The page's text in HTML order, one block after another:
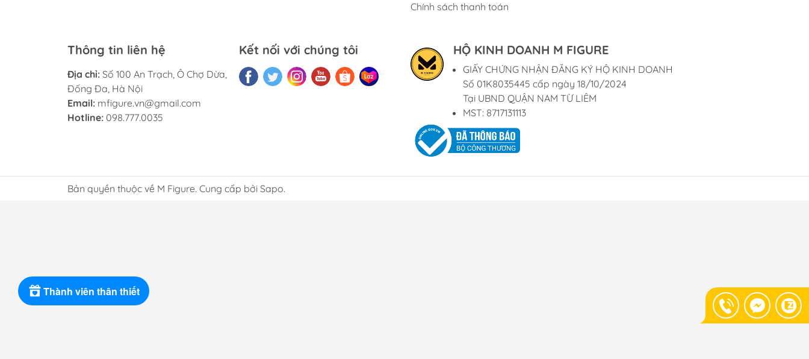
Chính sách thanh toán
Thông tin liên hệ
Địa chỉ: Số 100 An Trạch, Ô Chợ Dừa,
Đống Đa, Hà Nội
Email: mfigure.vn@gmail.com
Hotline: 098.777.0035
Kết nối với chúng tôi HỘ KINH DOANH M FIGURE
GIẤY CHỨNG NHẬN ĐĂNG KÝ HỘ KINH DOANH
Số 01K8035445 cấp ngày 18/10/2024
Tại UBND QUẬN NAM TỪ LIÊM
MST: 8717131113
Bản quyền thuộc về M Figure. Cung cấp bởi Sapo.
Thành viên thân thiết